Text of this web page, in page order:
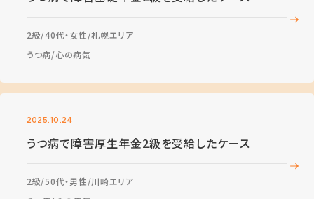
2級 40代・女性 札幌エリア
うつ病 心の病気
2025.10.24
うつ病で障害厚生年金2級を受給したケース
2級 50代・男性 川崎エリア